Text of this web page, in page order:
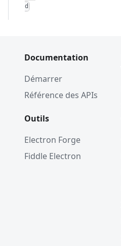
d
Documentation
Démarrer
Référence des APIs
Outils
Electron Forge
Fiddle Electron